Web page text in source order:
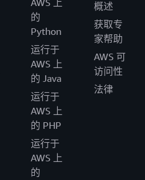
AWS 上
的
Python
运行于
AWS 上
的 Java
运行于
AWS 上
的 PHP
运行于
AWS 上
的
概述
获取专
家帮助
AWS 可
访问性
法律